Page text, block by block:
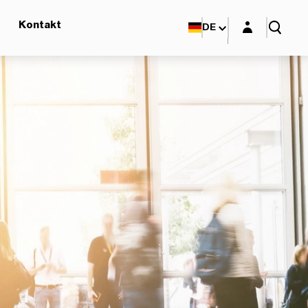
Kontakt DE Login-Maske